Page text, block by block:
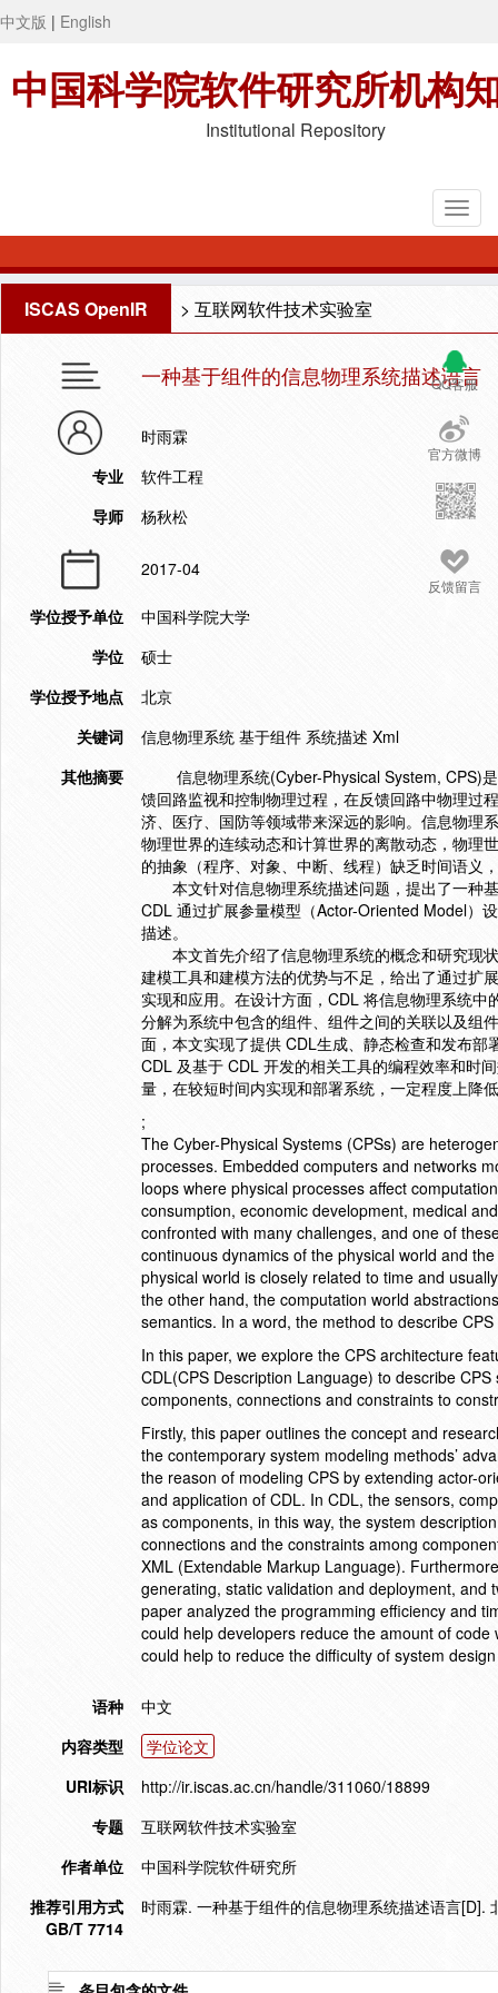
中文版 | English
中国科学院软件研究所机构
Institutional Repository
ISCAS OpenIR > 互联网软件技术实验室
QQ客服
官方微博
反馈留言
一种基于组件的信息物理系统描述语言
时雨霖
专业
软件工程
导师
杨秋松
2017-04
学位授予单位
中国科学院大学
学位
硕士
学位授予地点
北京
关键词
信息物理系统 基于组件 系统描述 Xml
其他摘要
信息物理系统(Cyber-Physical System, CPS)是
馈回路监视和控制物理过程，在反馈回路中物理过
济、医疗、国防等领域带来深远的影响。信息物理
物理世界的连续动态和计算世界的离散动态，物理
的抽象（程序、对象、中断、线程）缺乏时间语义
本文针对信息物理系统描述问题，提出了一种
CDL 通过扩展参量模型（Actor-Oriented Model）
描述。
本文首先介绍了信息物理系统的概念和研究现
建模工具和建模方法的优势与不足，给出了通过扩
实现和应用。在设计方面，CDL 将信息物理系统
分解为系统中包含的组件、组件之间的关联以及组
面，本文实现了提供 CDL生成、静态检查和发布
CDL 及基于 CDL 开发的相关工具的编程效率和时
量，在较短时间内实现和部署系统，一定程度上降
;
The Cyber-Physical Systems (CPSs) are
processes. Embedded computers and networks
loops where physical processes affect
consumption, economic development, medical
confronted with many challenges, and one of
continuous dynamics of the physical world and
physical world is closely related to time and
the other hand, the computation world
semantics. In a word, the method to describe
In this paper, we explore the CPS architecture
CDL(CPS Description Language) to describe
components, connections and constraints to
Firstly, this paper outlines the concept and
the contemporary system modeling methods’
the reason of modeling CPS by extending actor-
and application of CDL. In CDL, the sensors,
as components, in this way, the system
connections and the constraints among
XML (Extendable Markup Language).
generating, static validation and deployment, and
paper analyzed the programming efficiency and
could help developers reduce the amount of
could help to reduce the difficulty of system
语种
中文
内容类型
学位论文
URI标识
http://ir.iscas.ac.cn/handle/311060/18899
专题
互联网软件技术实验室
作者单位
中国科学院软件研究所
推荐引用方式
GB/T 7714
时雨霖. 一种基于组件的信息物理系统描述语言[D].